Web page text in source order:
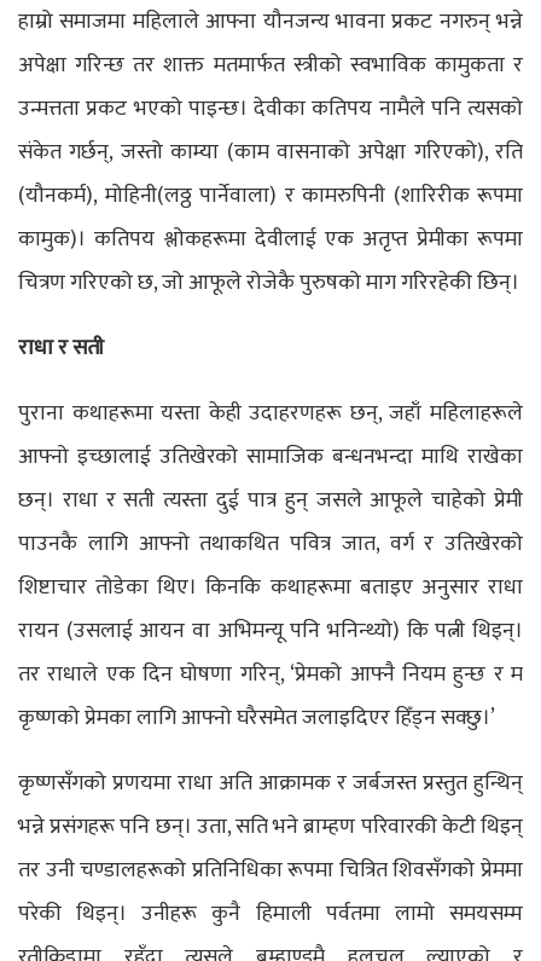
हाम्रो समाजमा महिलाले आफ्ना यौनजन्य भावना प्रकट नगरुन् भन्ने
अपेक्षा गरिन्छ तर शाक्त मतमार्फत स्त्रीको स्वभाविक कामुकता र
उन्मत्तता प्रकट भएको पाइन्छ। देवीका कतिपय नामैले पनि त्यसको
संकेत गर्छन्, जस्तो काम्या (काम वासनाको अपेक्षा गरिएको), रति
(यौनकर्म), मोहिनी(लठ्ठ पार्नेवाला) र कामरुपिनी (शारिरीक रूपमा
कामुक)। कतिपय श्लोकहरूमा देवीलाई एक अतृप्त प्रेमीका रूपमा
चित्रण गरिएको छ, जो आफूले रोजेकै पुरुषको माग गरिरहेकी छिन्।
राधा र सती
पुराना कथाहरूमा यस्ता केही उदाहरणहरू छन्, जहाँ महिलाहरूले
आफ्नो इच्छालाई उतिखेरको सामाजिक बन्धनभन्दा माथि राखेका
छन्। राधा र सती त्यस्ता दुई पात्र हुन् जसले आफूले चाहेको प्रेमी
पाउनकै लागि आफ्नो तथाकथित पवित्र जात, वर्ग र उतिखेरको
शिष्टाचार तोडेका थिए। किनकि कथाहरूमा बताइए अनुसार राधा
रायन (उसलाई आयन वा अभिमन्यू पनि भनिन्थ्यो) कि पत्नी थिइन्।
तर राधाले एक दिन घोषणा गरिन्, ‘प्रेमको आफ्नै नियम हुन्छ र म
कृष्णको प्रेमका लागि आफ्नो घरैसमेत जलाइदिएर हिँड्न सक्छु।’
कृष्णसँगको प्रणयमा राधा अति आक्रामक र जर्बजस्त प्रस्तुत हुन्थिन्
भन्ने प्रसंगहरू पनि छन्। उता, सति भने ब्राम्हण परिवारकी केटी थिइन्
तर उनी चण्डालहरूको प्रतिनिधिका रूपमा चित्रित शिवसँगको प्रेममा
परेकी थिइन्। उनीहरू कुनै हिमाली पर्वतमा लामो समयसम्म